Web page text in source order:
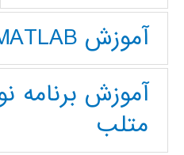
آموزش MATLAB
آموزش برنامه
متلب